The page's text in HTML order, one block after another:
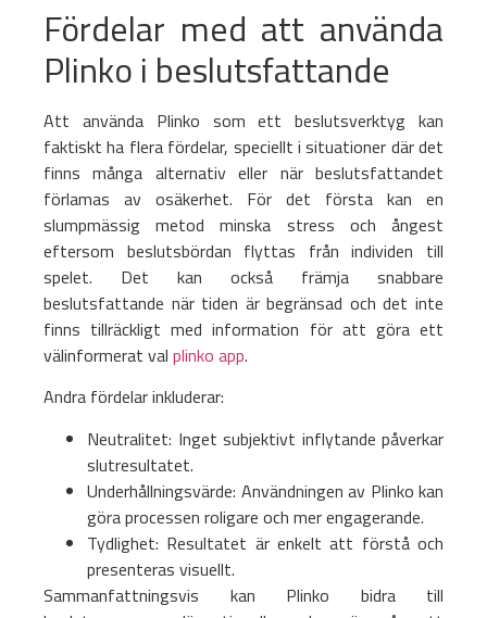
Fördelar med att använda
Plinko i beslutsfattande
Att använda Plinko som ett beslutsverktyg kan
faktiskt ha flera fördelar, speciellt i situationer där det
finns många alternativ eller när beslutsfattandet
förlamas av osäkerhet. För det första kan en
slumpmässig metod minska stress och ångest
eftersom beslutsbördan flyttas från individen till
spelet. Det kan också främja snabbare
beslutsfattande när tiden är begränsad och det inte
finns tillräckligt med information för att göra ett
välinformerat val plinko app.
Andra fördelar inkluderar:
Neutralitet: Inget subjektivt inflytande påverkar
slutresultatet.
Underhållningsvärde: Användningen av Plinko kan
göra processen roligare och mer engagerande.
Tydlighet: Resultatet är enkelt att förstå och
presenteras visuellt.
Sammanfattningsvis kan Plinko bidra till